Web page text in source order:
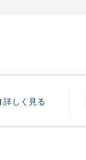
詳しく見る